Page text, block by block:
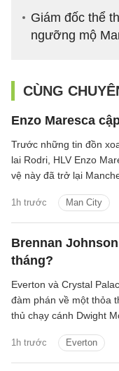
Giám đốc thể
ngưỡng mộ
CÙNG
Enzo Maresca
1h trước Man City
Trước những tin đồn
lai Rodri, HLV Enzo
vệ này đã trở lại
Brennan
tháng?
1h trước Everton
Everton và Crystal
đàm phán về một thỏa
thủ chạy cánh Dwight